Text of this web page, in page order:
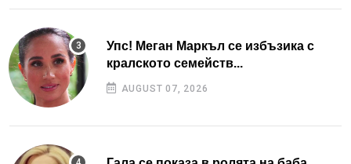
Упс! Меган Маркъл се избъзика с
кралското семейств...
AUGUST 07, 2026